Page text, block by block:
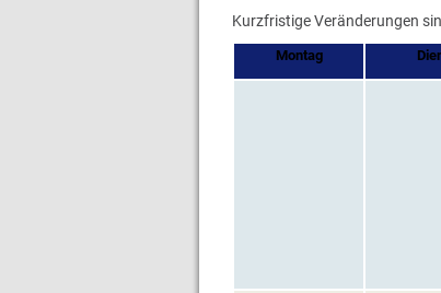
Kurzfristige Veränderungen
Montag